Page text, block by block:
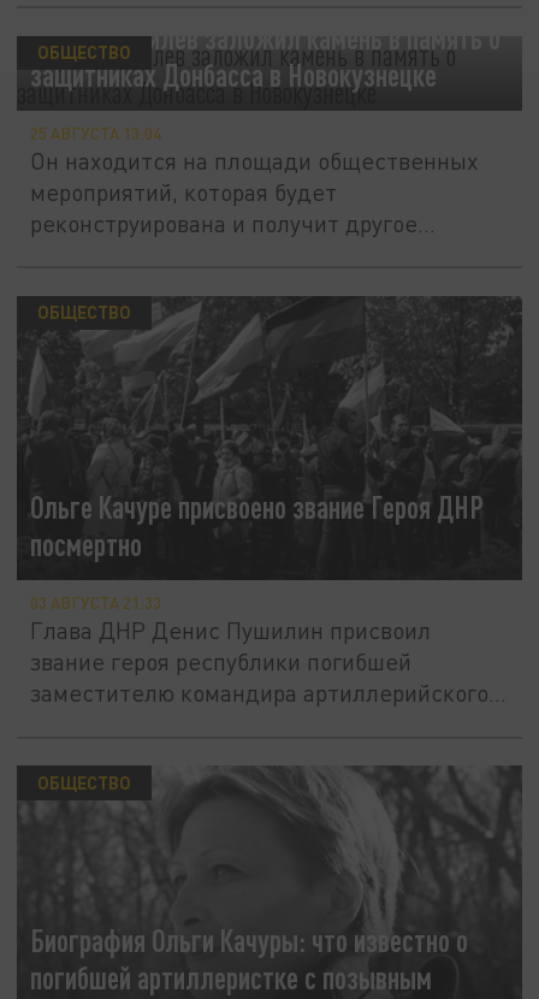
Сергей Цивилев заложил камень в память о
защитниках Донбасса в Новокузнецке
ОБЩЕСТВО
25 АВГУСТА 13:04
Он находится на площади общественных
мероприятий, которая будет
реконструирована и получит другое
Ольге Качуре присвоено звание Героя ДНР
посмертно
ОБЩЕСТВО
03 АВГУСТА 21:33
Глава ДНР Денис Пушилин присвоил
звание героя республики погибшей
заместителю командира артиллерийского...
Биография Ольги Качуры: что известно о
погибшей артиллеристке с позывным
ОБЩЕСТВО